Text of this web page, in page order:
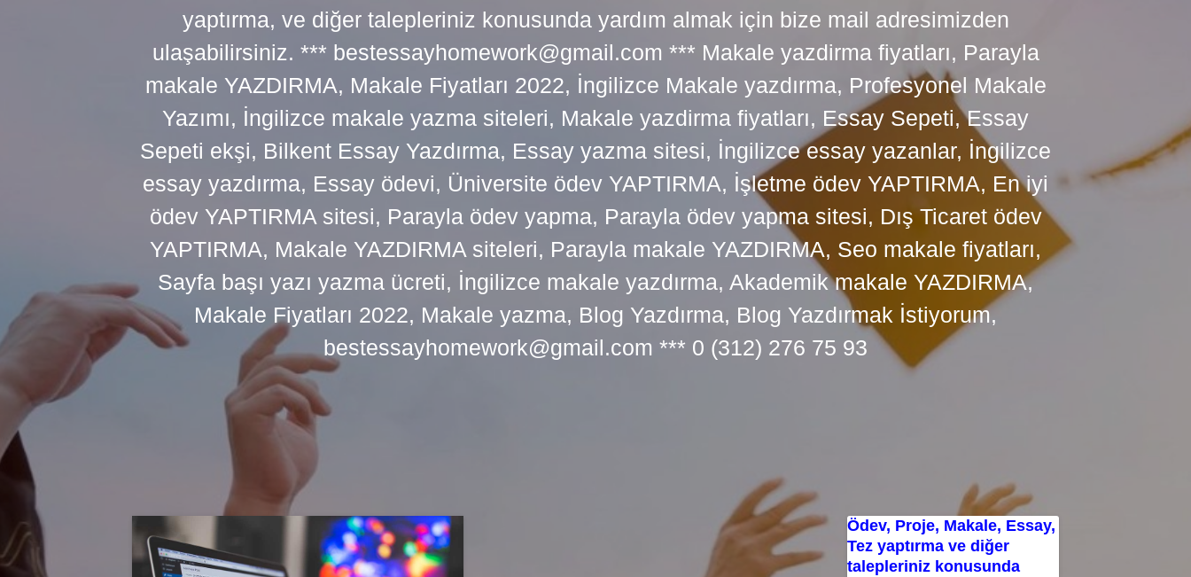
yaptırma, ve diğer talepleriniz konusunda yardım almak için bize mail adresimizden
ulaşabilirsiniz. *** bestessayhomework@gmail.com *** Makale yazdirma fiyatları, Parayla
makale YAZDIRMA, Makale Fiyatları 2022, İngilizce Makale yazdırma, Profesyonel Makale
Yazımı, İngilizce makale yazma siteleri, Makale yazdirma fiyatları, Essay Sepeti, Essay
Sepeti ekşi, Bilkent Essay Yazdırma, Essay yazma sitesi, İngilizce essay yazanlar, İngilizce
essay yazdırma, Essay ödevi, Üniversite ödev YAPTIRMA, İşletme ödev YAPTIRMA, En iyi
ödev YAPTIRMA sitesi, Parayla ödev yapma, Parayla ödev yapma sitesi, Dış Ticaret ödev
YAPTIRMA, Makale YAZDIRMA siteleri, Parayla makale YAZDIRMA, Seo makale fiyatları,
Sayfa başı yazı yazma ücreti, İngilizce makale yazdırma, Akademik makale YAZDIRMA,
Makale Fiyatları 2022, Makale yazma, Blog Yazdırma, Blog Yazdırmak İstiyorum,
bestessayhomework@gmail.com *** 0 (312) 276 75 93
Ödev, Proje, Makale, Essay,
Tez yaptırma ve diğer
talepleriniz konusunda